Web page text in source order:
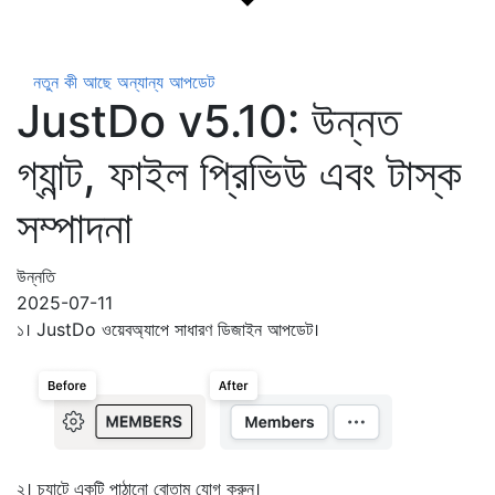
নতুন কী আছে অন্যান্য আপডেট
JustDo v5.10: উন্নত
গ্যান্ট, ফাইল প্রিভিউ এবং টাস্ক
সম্পাদনা
উন্নতি
2025-07-11
১। JustDo ওয়েবঅ্যাপে সাধারণ ডিজাইন আপডেট।
২। চ্যাটে একটি পাঠানো বোতাম যোগ করুন।